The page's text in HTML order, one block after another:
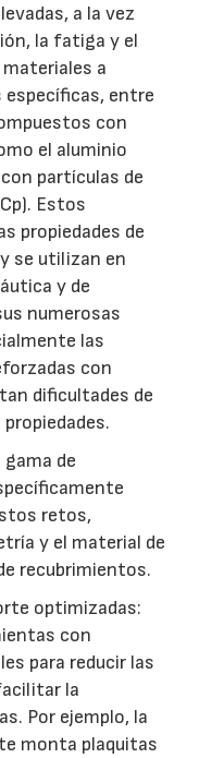
a la vez
la fatiga y el
a
específicas, entre
con
el aluminio
partículas de
Estos
propiedades de
se utilizan en
y de
numerosas
las
con
dificultades de
de
retos,
y el material de
recubrimientos.
optimizadas:
con
para reducir las
la
Por ejemplo, la
monta plaquitas